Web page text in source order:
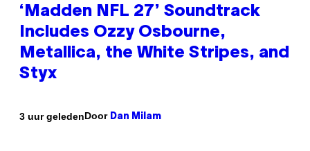
‘Madden NFL 27’ Soundtrack
Includes Ozzy Osbourne,
Metallica, the White Stripes, and
Styx
3 uur geledenDoor Dan Milam